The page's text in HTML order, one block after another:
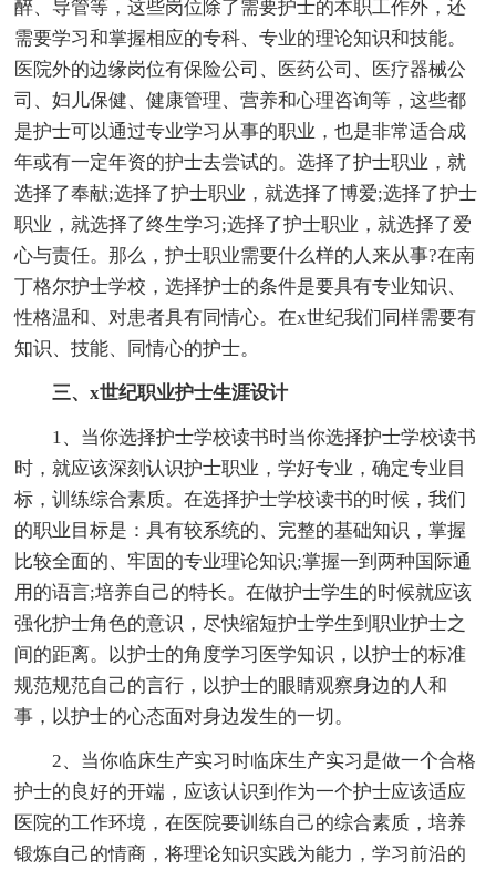
醉、导管等，这些岗位除了需要护士的本职工作外，还
需要学习和掌握相应的专科、专业的理论知识和技能。
医院外的边缘岗位有保险公司、医药公司、医疗器械公
司、妇儿保健、健康管理、营养和心理咨询等，这些都
是护士可以通过专业学习从事的职业，也是非常适合成
年或有一定年资的护士去尝试的。选择了护士职业，就
选择了奉献;选择了护士职业，就选择了博爱;选择了护士
职业，就选择了终生学习;选择了护士职业，就选择了爱
心与责任。那么，护士职业需要什么样的人来从事?在南
丁格尔护士学校，选择护士的条件是要具有专业知识、
性格温和、对患者具有同情心。在x世纪我们同样需要有
知识、技能、同情心的护士。
三、x世纪职业护士生涯设计
1、当你选择护士学校读书时当你选择护士学校读书
时，就应该深刻认识护士职业，学好专业，确定专业目
标，训练综合素质。在选择护士学校读书的时候，我们
的职业目标是：具有较系统的、完整的基础知识，掌握
比较全面的、牢固的专业理论知识;掌握一到两种国际通
用的语言;培养自己的特长。在做护士学生的时候就应该
强化护士角色的意识，尽快缩短护士学生到职业护士之
间的距离。以护士的角度学习医学知识，以护士的标准
规范规范自己的言行，以护士的眼睛观察身边的人和
事，以护士的心态面对身边发生的一切。
2、当你临床生产实习时临床生产实习是做一个合格
护士的良好的开端，应该认识到作为一个护士应该适应
医院的工作环境，在医院要训练自己的综合素质，培养
锻炼自己的情商，将理论知识实践为能力，学习前沿的